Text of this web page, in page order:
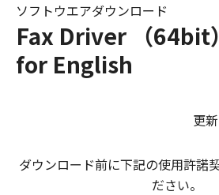
Fax Driver （64bit
for English
ソフトウエアダウンロード
更
ダウンロード前に下記の使用許諾
ださい。